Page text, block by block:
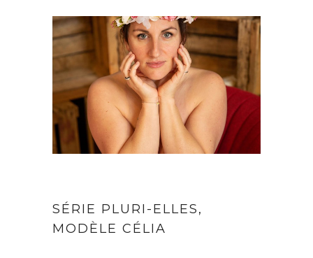
SÉRIE PLURI-ELLES,
MODÈLE CÉLIA